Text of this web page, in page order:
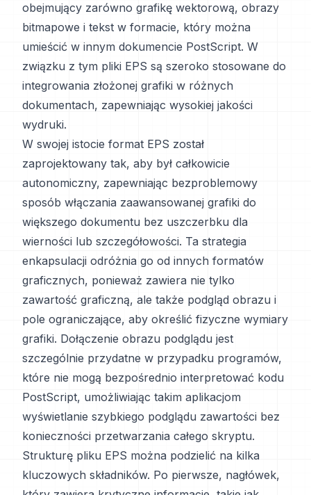
obejmujący zarówno grafikę wektorową, obrazy
bitmapowe i tekst w formacie, który można
umieścić w innym dokumencie PostScript. W
związku z tym pliki EPS są szeroko stosowane do
integrowania złożonej grafiki w różnych
dokumentach, zapewniając wysokiej jakości
wydruki.
W swojej istocie format EPS został
zaprojektowany tak, aby był całkowicie
autonomiczny, zapewniając bezproblemowy
sposób włączania zaawansowanej grafiki do
większego dokumentu bez uszczerbku dla
wierności lub szczegółowości. Ta strategia
enkapsulacji odróżnia go od innych formatów
graficznych, ponieważ zawiera nie tylko
zawartość graficzną, ale także podgląd obrazu i
pole ograniczające, aby określić fizyczne wymiary
grafiki. Dołączenie obrazu podglądu jest
szczególnie przydatne w przypadku programów,
które nie mogą bezpośrednio interpretować kodu
PostScript, umożliwiając takim aplikacjom
wyświetlanie szybkiego podglądu zawartości bez
konieczności przetwarzania całego skryptu.
Strukturę pliku EPS można podzielić na kilka
kluczowych składników. Po pierwsze, nagłówek,